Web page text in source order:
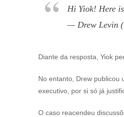
Hi Yiok! Here
— Drew Levin
Diante da resposta, Yiok
No entanto, Drew publicou
executivo, por si só já
O caso reacendeu